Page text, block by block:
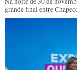
grande final entre